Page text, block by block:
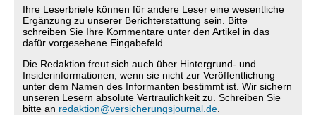
Ihre Leserbriefe können für andere Leser eine wesentliche
Ergänzung zu unserer Berichterstattung sein. Bitte
schreiben Sie Ihre Kommentare unter den Artikel in das
dafür vorgesehene Eingabefeld.
Die Redaktion freut sich auch über Hintergrund- und
Insiderinformationen, wenn sie nicht zur Veröffentlichung
unter dem Namen des Informanten bestimmt ist. Wir sichern
unseren Lesern absolute Vertraulichkeit zu. Schreiben Sie
bitte an redaktion@versicherungsjournal.de